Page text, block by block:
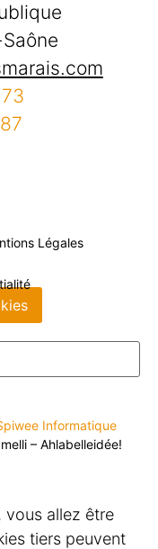
Légales
Informatique
– Ahlabelleidée!
vous allez être
tiers peuvent